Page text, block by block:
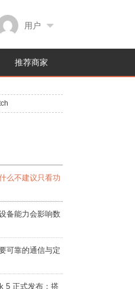
用户
推荐商家
么不建议只看功
备能力会影响数
可靠的通信与定
5 正式发布：搭